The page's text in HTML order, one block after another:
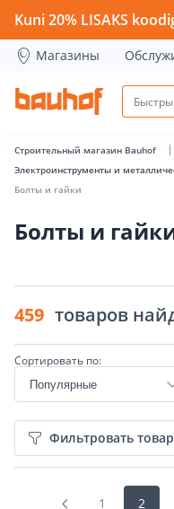
Болты и гайки - Bauhof
Kuni 20% LISAKS
Магазины
Строительный магазин Bauhof
Электроинструменты и
Болты и гайки
Болты и
459 товаров
Сортировать по:
Фильтровать
1 2